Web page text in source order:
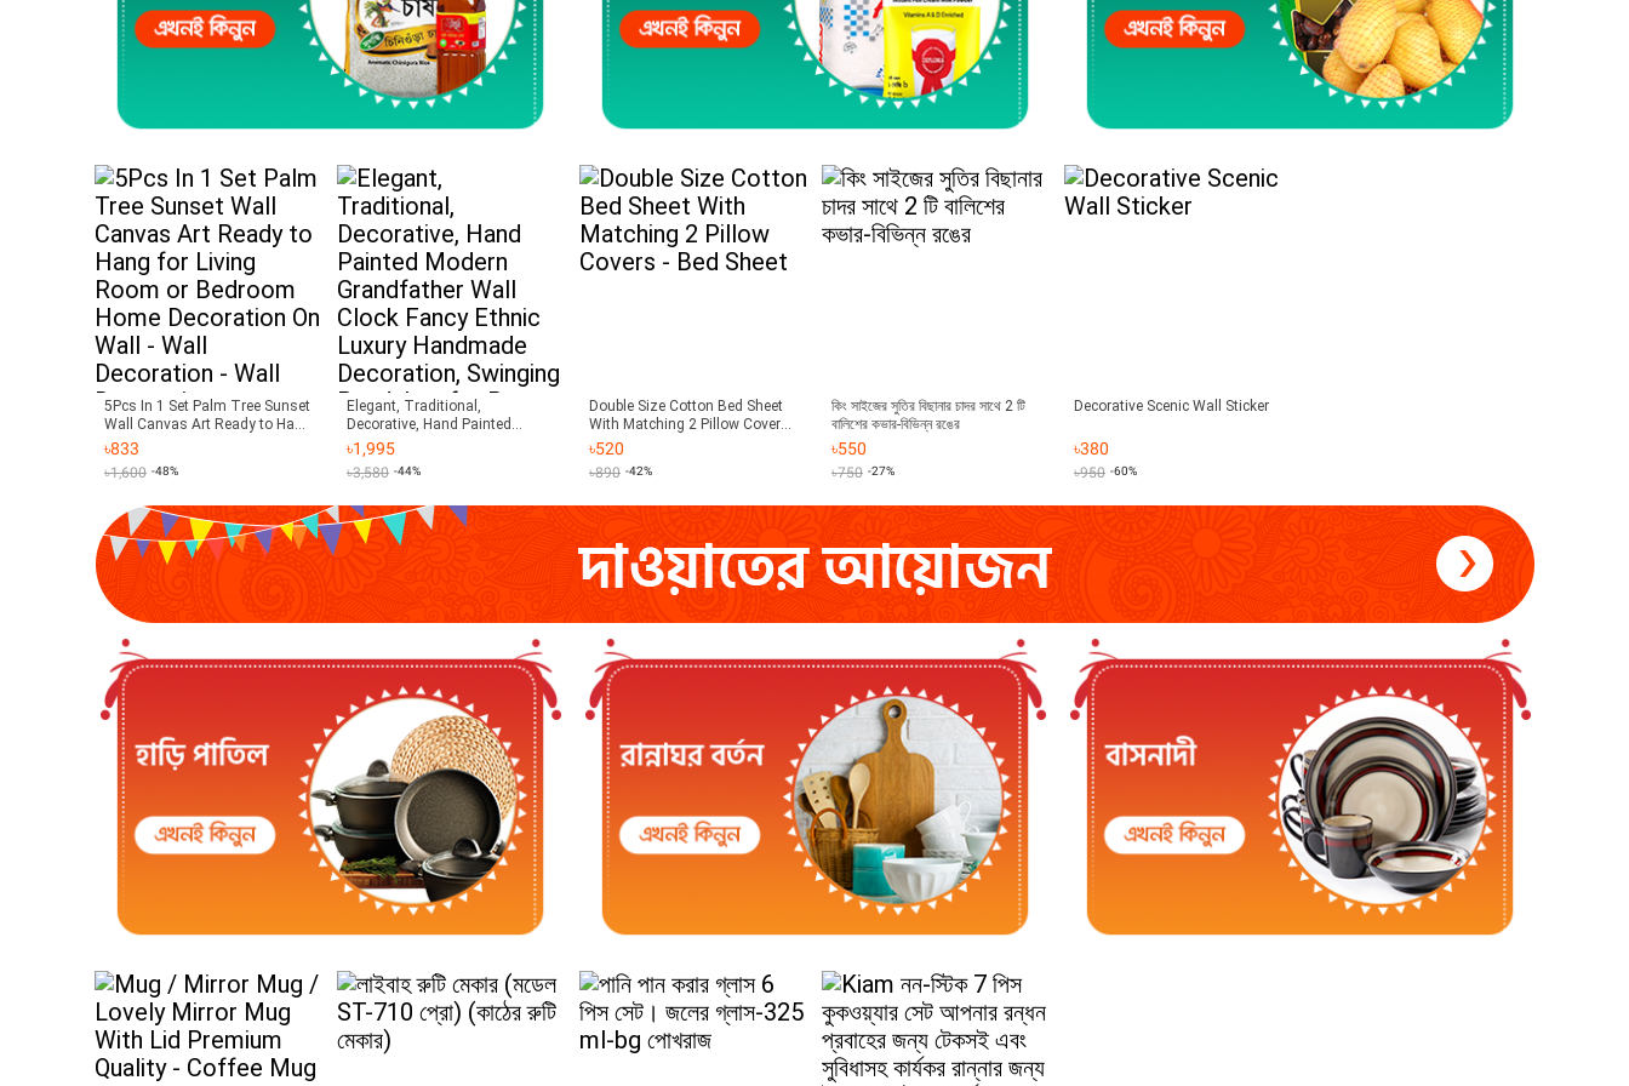
5Pcs In 1 Set Palm Tree Sunset
Wall Canvas Art Ready to Hang
for Living Room or Bedroom
Home Decoration On Wall -
Wall Decoration - Wall
৳833
৳1,600 -48%
Elegant, Traditional,
Decorative, Hand Painted
Modern Grandfather Wall Clock
Fancy Ethnic Luxury Handmade
Decoration, Swinging
Large. 28.5 Inch.
৳1,995
৳3,580 -44%
Double Size Cotton Bed Sheet
With Matching 2 Pillow Covers -
Bed Sheet
৳520
৳890 -42%
কিং সাইজের সুতির বিছানার চাদর সাথে 2 টি
বালিশের কভার-বিভিন্ন রঙের
৳550
৳750 -27%
Decorative Scenic Wall Sticker
৳380
৳950 -60%